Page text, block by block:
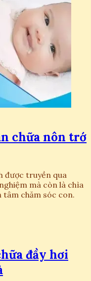
chữa nôn trớ
được truyền qua
mà còn là chìa
tâm chăm sóc con.
đầy hơi